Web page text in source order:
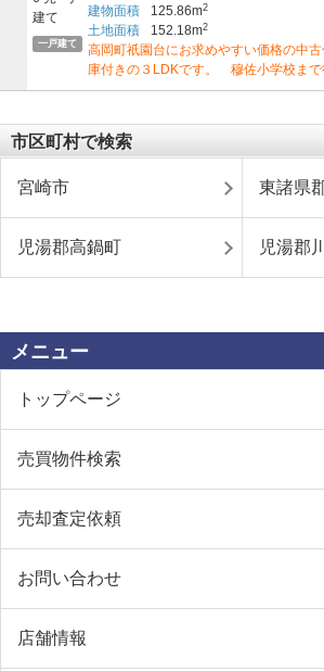
一戸建て
建物面積
125.86m2
土地面積 152.18m2
高岡町祇園台にお求めやすい価格の中
庫付きの３LDKです。 穆佐小学校ま
市区町村で検索
宮崎市 東諸県
児湯郡高鍋町 児湯郡
メニュー
トップページ
売買物件検索
売却査定依頼
お問い合わせ
店舗情報